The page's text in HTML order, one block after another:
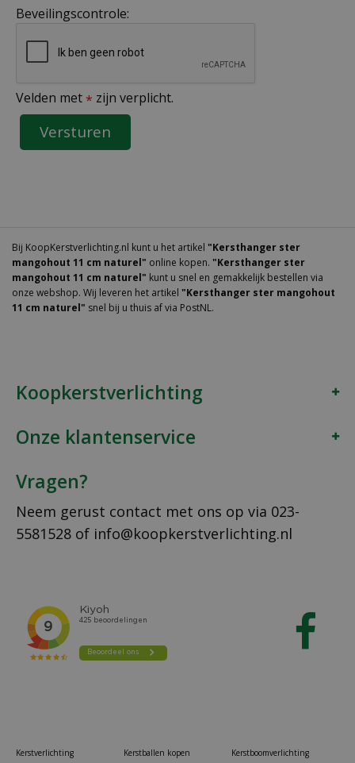
Beveilingscontrole:
Velden met * zijn verplicht.
Bij KoopKerstverlichting.nl kunt u het artikel "Kersthanger ster
mangohout 11 cm naturel" online kopen. "Kersthanger ster
mangohout 11 cm naturel" kunt u snel en gemakkelijk bestellen via
onze webshop. Wij leveren het artikel "Kersthanger ster mangohout
11 cm naturel" snel bij u thuis af via PostNL.
Koopkerstverlichting
Onze klantenservice
Vragen?
Neem gerust contact met ons op via 023-
5581528 of info@koopkerstverlichting.nl
Kerstverlichting
Kerstballen kopen
Kerstboomverlichting